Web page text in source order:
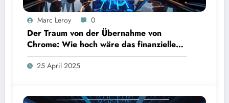
Marc Leroy 0
Der Traum von der Übernahme von
Chrome: Wie hoch wäre das finanzielle
Risiko?
25 April 2025